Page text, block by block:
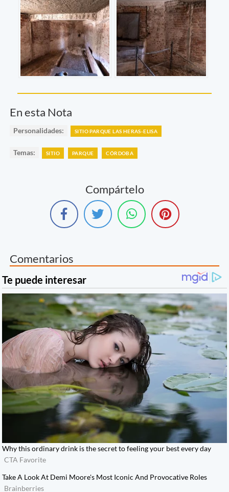
En esta Nota
Personalidades: SITIO PARQUE LAS HERAS-ELISA
Temas: SITIO PARQUE CÓRDOBA
Compártelo
Comentarios